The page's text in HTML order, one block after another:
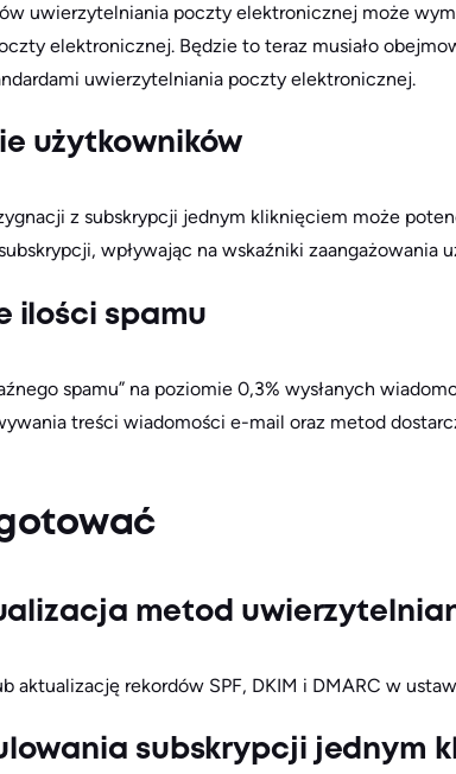
uwierzytelniania poczty elektronicznej może
elektronicznej. Będzie to teraz musiało
uwierzytelniania poczty elektronicznej.
użytkowników
z subskrypcji jednym kliknięciem może
wpływając na wskaźniki zaangażowania
ilości spamu
spamu” na poziomie 0,3% wysłanych
treści wiadomości e-mail oraz metod
metod
aktualizację rekordów SPF, DKIM i DMARC w
subskrypcji jednym